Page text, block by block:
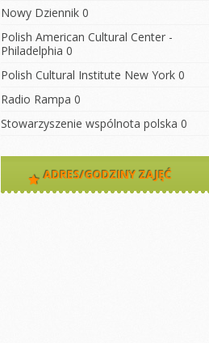
Nowy Dziennik 0
Polish American Cultural Center -
Philadelphia 0
Polish Cultural Institute New York 0
Radio Rampa 0
Stowarzyszenie wspólnota polska 0
ADRES/GODZINY ZAJĘĆ